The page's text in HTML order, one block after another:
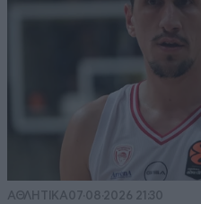
ΑΘΛΗΤΙΚΑ07·08·2026 21:30